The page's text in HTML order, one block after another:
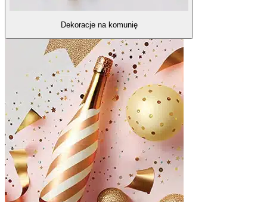
Dekoracje na komunię